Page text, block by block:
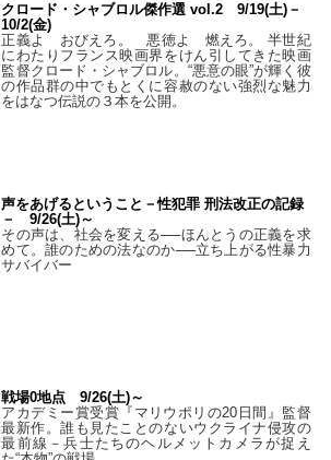
クロード・シャブロル傑作選 vol.2 9/19(土)－
10/2(金)
正義よ おびえろ。 悪徳よ 燃えろ。 半世紀
にわたりフランス映画界をけん引してきた映画
監督クロード・シャブロル。“悪意の眼”が輝く彼
の作品群の中でもとくに容赦のない強烈な魅力
をはなつ伝説の３本を公開。
声をあげるということ－性犯罪 刑法改正の記録
－ 9/26(土)～
その声は、社会を変える──ほんとうの正義を求
めて。誰のための法なのか──立ち上がる性暴力
サバイバー
戦場0地点 9/26(土)～
アカデミー賞受賞『マリウポリの20日間』監督
最新作。誰も見たことのないウクライナ侵攻の
最前線－兵士たちのヘルメットカメラが捉え